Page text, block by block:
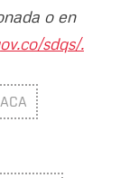
o en
sdqs/.